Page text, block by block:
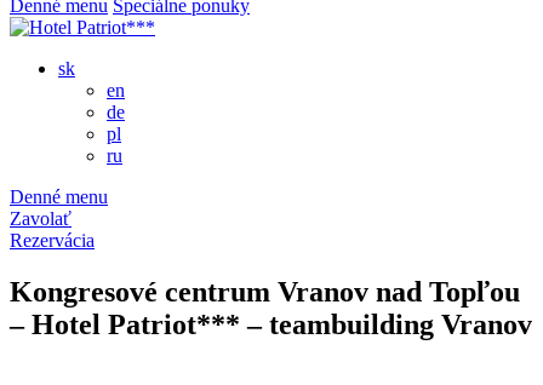
Denné menu Špeciálne ponuky
sk
en
de
pl
ru
Denné menu
Zavolať
Rezervácia
Kongresové centrum Vranov nad Topľou
– Hotel Patriot*** – teambuilding Vranov